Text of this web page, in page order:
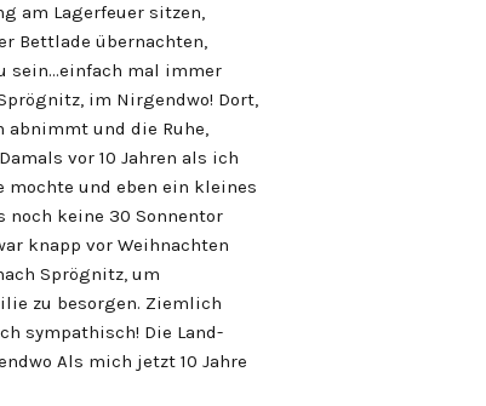
am Lagerfeuer sitzen,
Bettlade übernachten,
sein…einfach mal immer
im Nirgendwo! Dort,
abnimmt und die Ruhe,
vor 10 Jahren als ich
mochte und eben ein kleines
noch keine 30 Sonnentor
knapp vor Weihnachten
Sprögnitz, um
zu besorgen. Ziemlich
sympathisch! Die Land-
Als mich jetzt 10 Jahre